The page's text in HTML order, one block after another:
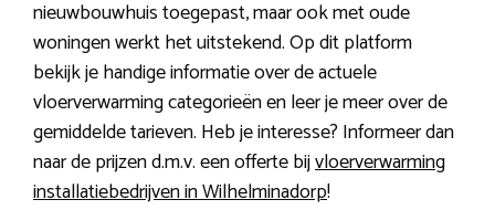
nieuwbouwhuis toegepast, maar ook met oude
woningen werkt het uitstekend. Op dit platform
bekijk je handige informatie over de actuele
vloerverwarming categorieën en leer je meer over de
gemiddelde tarieven. Heb je interesse? Informeer dan
naar de prijzen d.m.v. een offerte bijvloerverwarming
installatiebedrijven in Wilhelminadorp!